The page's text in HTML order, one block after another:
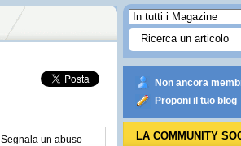
Segnala un abuso
Non ancora
Proponi il tuo blog
LA COMMUNITY